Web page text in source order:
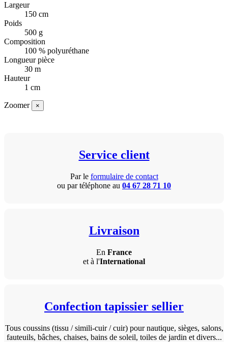
Largeur
150 cm
Poids
500 g
Composition
100 % polyuréthane
Longueur pièce
30 m
Hauteur
1 cm
Zoomer ×
Service client
Par le formulaire de contact
ou par téléphone au 04 67 28 71 10
Livraison
En France
et à l'International
Confection tapissier sellier
Tous coussins (tissu / simili-cuir / cuir) pour nautique, sièges, salons,
fauteuils, bâches, chaises, bains de soleil, toiles de jardin et divers...